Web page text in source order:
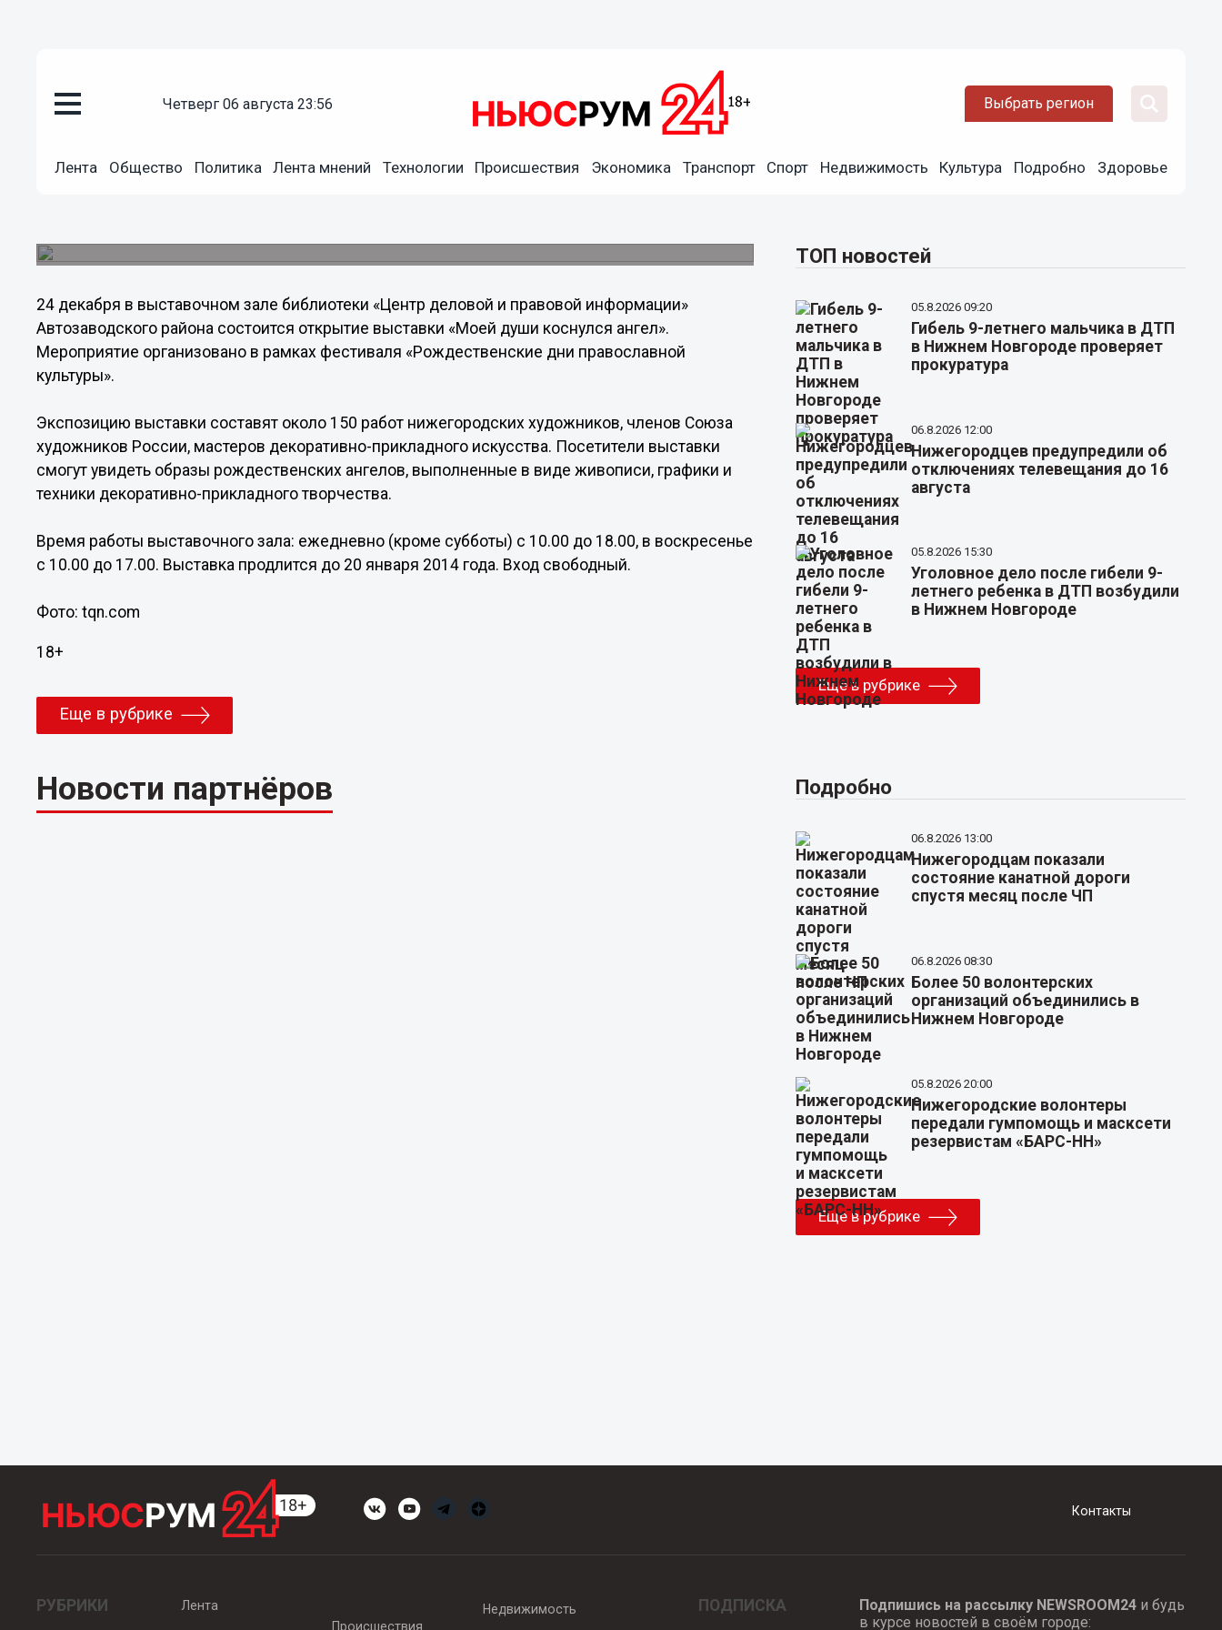
четверг 06 августа 23:56 Выбрать регион
Лента Общество Политика Лента мнений Технологии Происшествия Экономика Транспорт Спорт Недвижимость Культура Подробно Здоровье
Рождественских ангелов, исполненных в различных
24 декабря в выставочном зале библиотеки «Центр деловой и правовой информации»
Автозаводского района состоится открытие выставки «Моей души коснулся ангел».
Мероприятие организовано в рамках фестиваля «Рождественские дни православной
культуры».
Экспозицию выставки составят около 150 работ нижегородских художников, членов Союза
художников России, мастеров декоративно-прикладного искусства. Посетители выставки
смогут увидеть образы рождественских ангелов, выполненные в виде живописи, графики и
техники декоративно-прикладного творчества.
Время работы выставочного зала: ежедневно (кроме субботы) с 10.00 до 18.00, в воскресенье
с 10.00 до 17.00. Выставка продлится до 20 января 2014 года. Вход свободный.
Фото: tqn.com
18+
Еще в рубрике
Новости партнёров
ТОП новостей
05.8.2026 09:20
Гибель 9-летнего мальчика в ДТП
в Нижнем Новгороде проверяет
прокуратура
06.8.2026 12:00
Нижегородцев предупредили об
отключениях телевещания до 16
августа
05.8.2026 15:30
Уголовное дело после гибели 9-
летнего ребенка в ДТП возбудили
в Нижнем Новгороде
Еще в рубрике
Подробно
06.8.2026 13:00
Нижегородцам показали
состояние канатной дороги
спустя месяц после ЧП
06.8.2026 08:30
Более 50 волонтерских
организаций объединились в
Нижнем Новгороде
05.8.2026 20:00
Нижегородские волонтеры
передали гумпомощь и масксети
резервистам «БАРС-НН»
Еще в рубрике
Контакты
РУБРИКИ
Лента
Происшествия
Недвижимость ПОДПИСКА Подпишись на рассылку NEWSROOM24и будь
в курсе новостей в своём городе: